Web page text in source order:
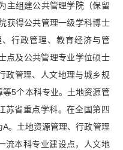
主组建公共管理学院（保留
获得公共管理一级学科博士
行政管理、教育经济与管
点及公共管理专业学位硕士
政管理、人文地理与城乡规
5个本科专业。土地资源管
苏省重点学科。在全国第四
。土地资源管理、行政管理
流本科专业建设点，人文地